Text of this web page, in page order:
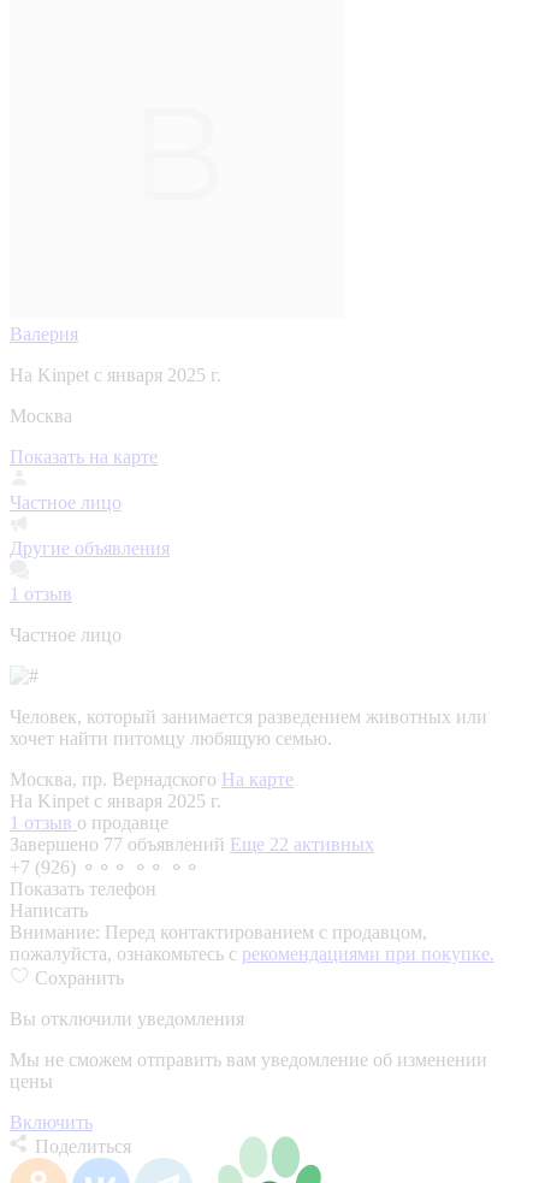
Валерия
На Kinpet c января 2025 г.
Москва
Показать на карте
Частное лицо
Другие объявления
1 отзыв
Частное лицо
Человек, который занимается разведением животных или
хочет найти питомцу любящую семью.
Москва, пр. Вернадского На карте
На Kinpet c января 2025 г.
1 отзыв о продавце
Завершено 77 объявлений Еще 22 активных
+7 (926) ⚬⚬⚬ ⚬⚬ ⚬⚬
Показать телефон
Написать
Внимание: Перед контактированием с продавцом,
пожалуйста, ознакомьтесь с рекомендациями при покупке.
Сохранить
Вы отключили уведомления
Мы не сможем отправить вам уведомление об изменении
цены
Включить
Поделиться